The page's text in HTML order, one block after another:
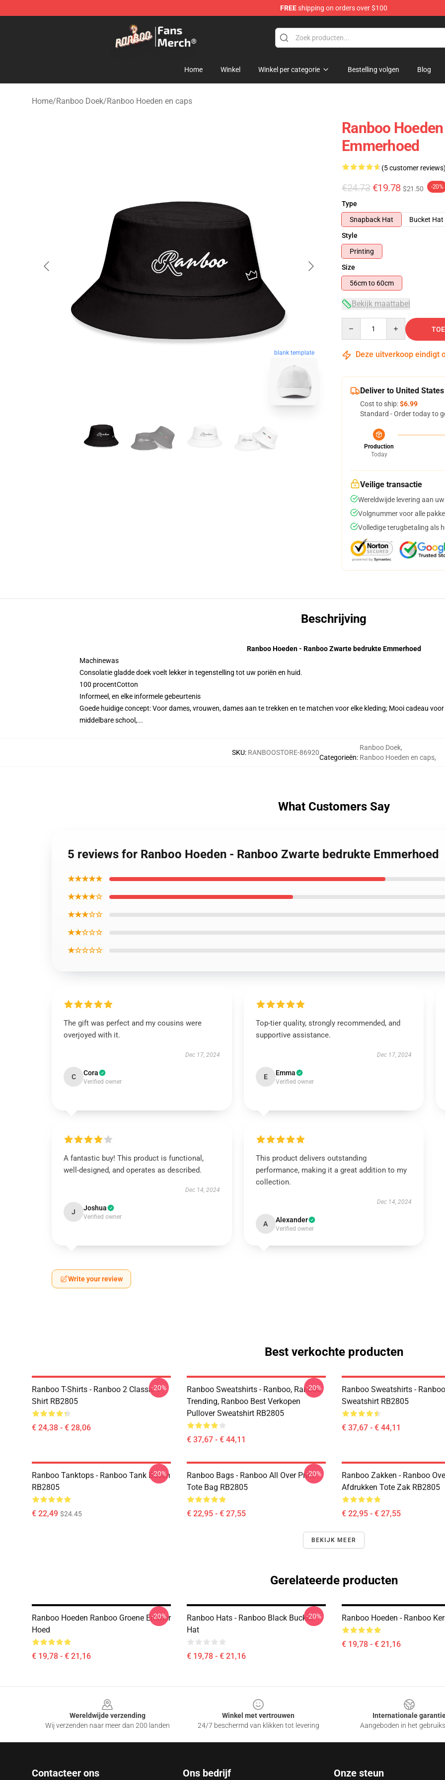
FREEshipping on orders over $100
Ranboo Store - Official Ranboo Merchandise Shop
Home Winkel Winkel per categorie Bestelling volgen Blog
Home/Ranboo Doek/Ranboo Hoeden en caps
blank template
Ranboo
Emmerhoed
(5 customer reviews)
€24.73 €19.78 $21.50 -20%
Type
Snapback Hat
Bucket Hat
Style
Printing
Size
56cm to 60cm
Bekijk maattabel
Deze uitverkoop eindigt
Deliver to United States
Cost to ship:$6.99
Standard - Order today to
Production
Today
Veilige transactie
Wereldwijde levering aan
Volgnummer voor alle
Volledige terugbetaling als
Beschrijving
Ranboo Hoeden - Ranboo Zwarte bedrukte Emmerhoed
Machinewas
Consolatie gladde doek voelt lekker in tegenstelling tot uw poriën en huid.
100 procentCotton
Informeel, en elke informele gebeurtenis
Goede huidige concept: Voor dames, vrouwen, dames aan te trekken en te matchen voor elke kleding; Mooi cadeau
middelbare school,...
SKU: RANBOOSTORE-86920
Categorieën:
Ranboo Doek,
Ranboo Hoeden en caps,
What Customers Say
5 reviews for Ranboo Hoeden - Ranboo Zwarte bedrukte Emmerhoed
★★★★★
★★★★☆
★★★☆☆
★★☆☆☆
★☆☆☆☆
The gift was perfect and my cousins were
overjoyed with it.
Dec 17, 2024
C Cora
Verified owner
Top-tier quality, strongly recommended, and
supportive assistance.
Dec 17, 2024
E Emma
Verified owner
A fantastic buy! This product is functional,
well-designed, and operates as described.
Dec 14, 2024
J Joshua
Verified owner
This product delivers outstanding
performance, making it a great addition to my
collection.
Dec 14, 2024
A Alexander
Verified owner
Write your review
Best verkochte producten
Ranboo T-Shirts - Ranboo 2 Classic T-
Shirt RB2805
€ 24,38 - € 28,06
-20%
Ranboo Sweatshirts - Ranboo, Ranboo
Trending, Ranboo Best Verkopen
Pullover Sweatshirt RB2805
€ 37,67 - € 44,11
-20%
Ranboo Sweatshirts -
Sweatshirt RB2805
€ 37,67 - € 44,11
Ranboo Tanktops - Ranboo Tank Boven
RB2805
€ 22,49 $24.45
-20%
Ranboo Bags - Ranboo All Over Print
Tote Bag RB2805
€ 22,95 - € 27,55
-20%
Ranboo Zakken - Ranboo
Afdrukken Tote Zak RB2805
€ 22,95 - € 27,55
BEKIJK MEER
Gerelateerde producten
Ranboo Hoeden Ranboo Groene Emmer
Hoed
€ 19,78 - € 21,16
-20%
Ranboo Hats - Ranboo Black Bucket
Hat
€ 19,78 - € 21,16
-20% Ranboo Hoeden - Ranboo
€ 19,78 - € 21,16
Wereldwijde verzending
Wij verzenden naar meer dan 200 landen
Winkel met vertrouwen
24/7 beschermd van klikken tot levering
Internationale
Aangeboden in het
Contacteer ons Ons bedrijf Onze steun